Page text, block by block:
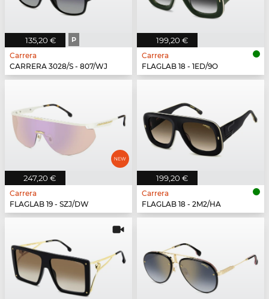
135,20 € P
Carrera
CARRERA 3028/S - 807/WJ
199,20 €
Carrera
FLAGLAB 18 - 1ED/9O
247,20 €
Carrera
FLAGLAB 19 - SZJ/DW
199,20 €
Carrera
FLAGLAB 18 - 2M2/HA